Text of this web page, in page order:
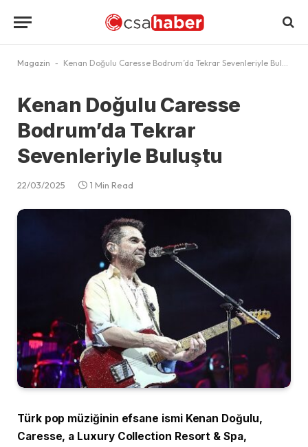
Magazin - Kenan Doğulu Caresse Bodrum’da Tekrar Sevenleriyle Buluştu
Kenan Doğulu Caresse
Bodrum’da Tekrar
Sevenleriyle Buluştu
22/03/2025 1 Min Read
Türk pop müziğinin efsane ismi Kenan Doğulu,
Caresse, a Luxury Collection Resort & Spa,